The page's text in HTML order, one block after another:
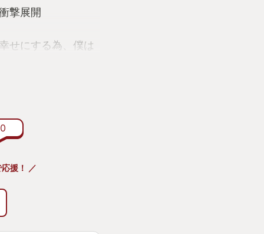
撃展開
せにする為、僕は
に迫る恐怖と
だわったメカデザ
きっと耳に残り続
0
援！ ／